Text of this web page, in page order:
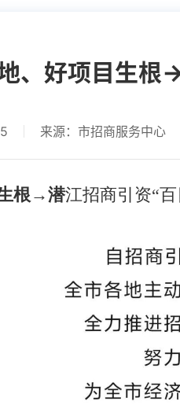
、好项目生根
来源：市招商服务中心
根→潜江招商引资“